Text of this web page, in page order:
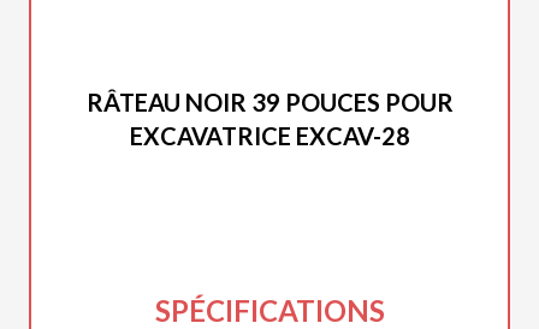
RÂTEAU NOIR 39 POUCES POUR
EXCAVATRICE EXCAV-28
SPÉCIFICATIONS